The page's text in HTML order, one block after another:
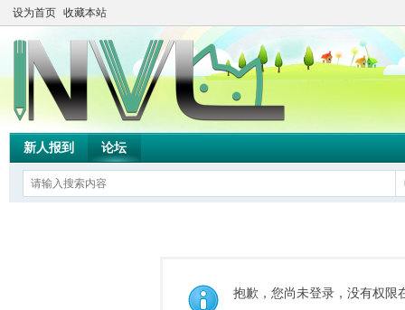
设为首页 收藏本站
新人报到 论坛
抱歉，您尚未登录，没有权限